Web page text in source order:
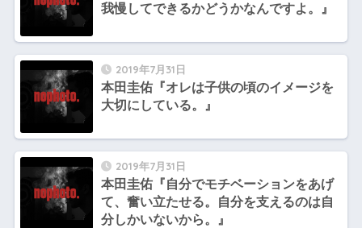
我慢してできるかどうかなんですよ。』
2019年7月31日
本田圭佑『オレは子供の頃のイメージを
大切にしている。』
2019年7月31日
本田圭佑『自分でモチベーションをあげ
て、奮い立たせる。自分を支えるのは自
分しかいないから。』